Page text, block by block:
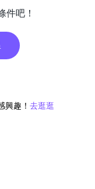
件吧！
趣！ 去逛逛